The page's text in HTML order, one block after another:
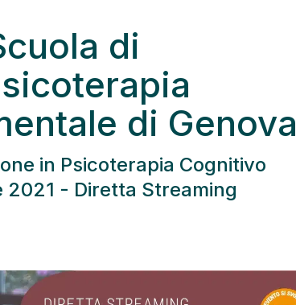
di
di Genova
in Psicoterapia Cognitivo
- Diretta Streaming